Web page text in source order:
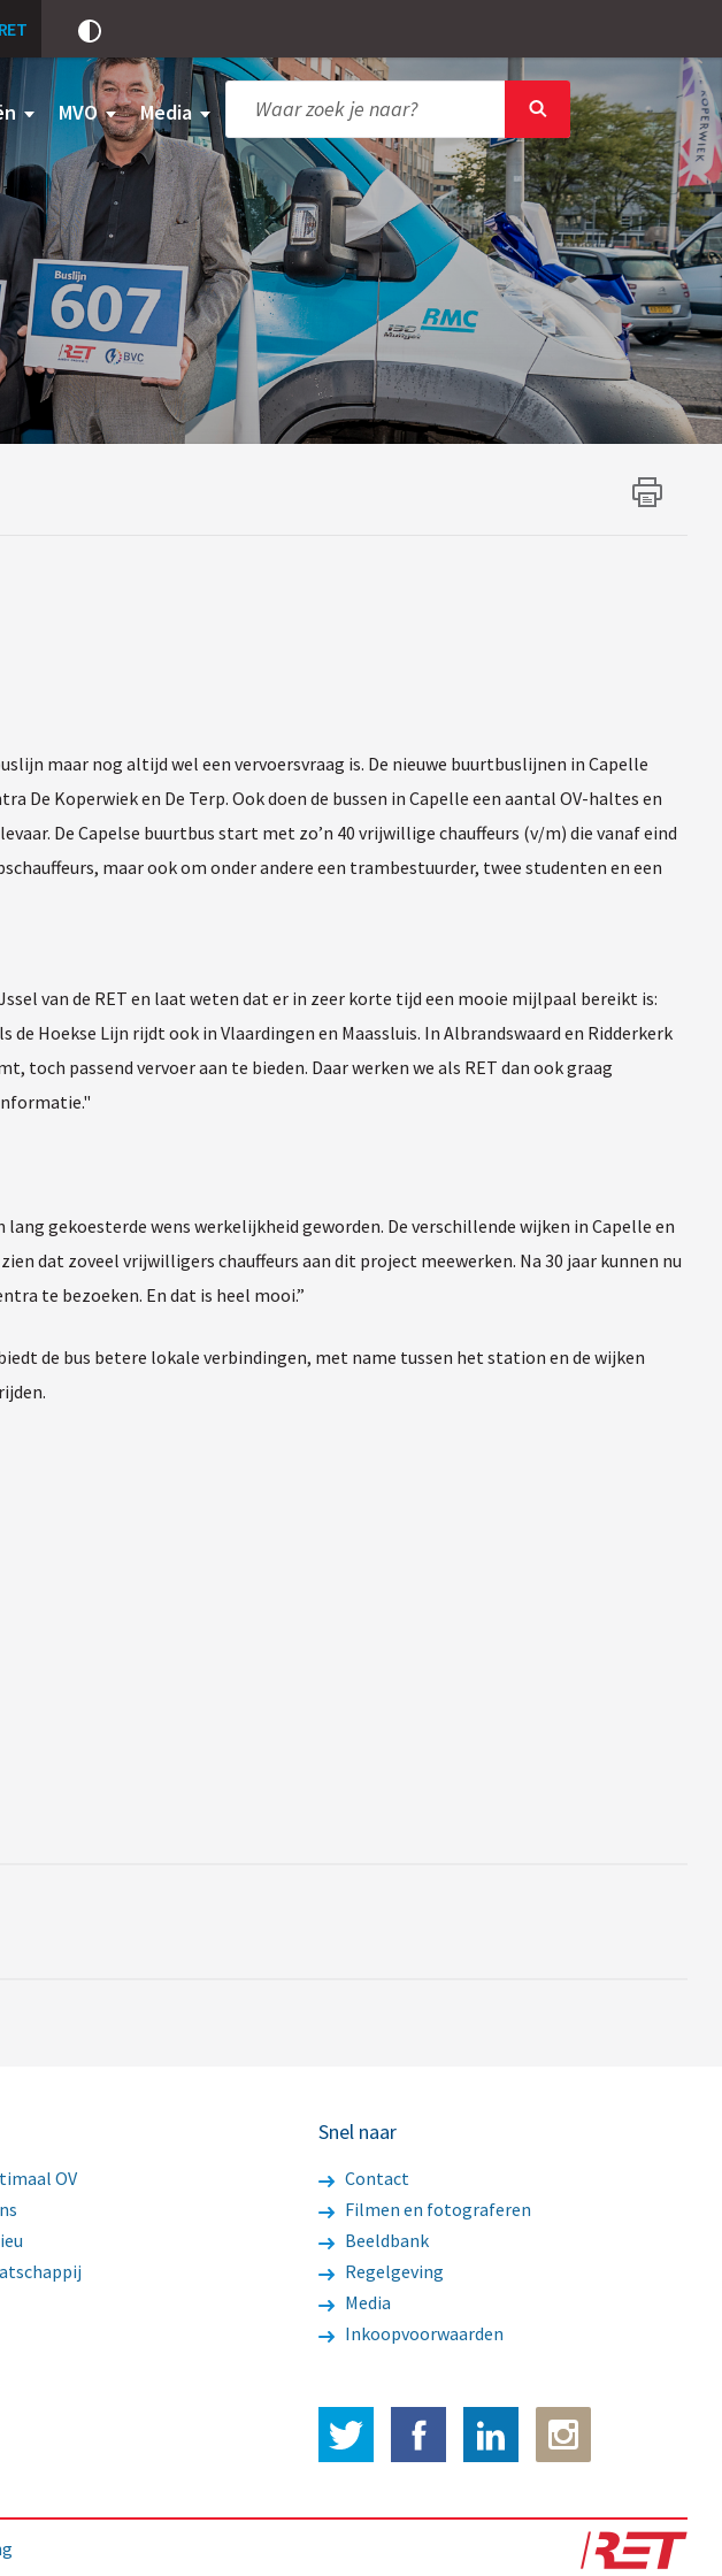
Pas
contrast
aan
MVO Media
maar nog altijd wel een vervoersvraag is. De nieuwe buurtbuslijnen in Capelle
Koperwiek en De Terp. Ook doen de bussen in Capelle een aantal OV-haltes en
De Capelse buurtbus start met zo’n 40 vrijwillige chauffeurs (v/m) die vanaf eind
maar ook om onder andere een trambestuurder, twee studenten en een
van de RET en laat weten dat er in zeer korte tijd een mooie mijlpaal bereikt is:
Hoekse Lijn rijdt ook in Vlaardingen en Maassluis. In Albrandswaard en Ridderkerk
passend vervoer aan te bieden. Daar werken we als RET dan ook graag
gekoesterde wens werkelijkheid geworden. De verschillende wijken in Capelle en
dat zoveel vrijwilligers chauffeurs aan dit project meewerken. Na 30 jaar kunnen nu
te bezoeken. En dat is heel mooi.”
de bus betere lokale verbindingen, met name tussen het station en de wijken
OV
Snel naar
Contact
Filmen en fotograferen
Beeldbank
Regelgeving
Media
Inkoopvoorwaarden
Twitter Facebook LinkedIn